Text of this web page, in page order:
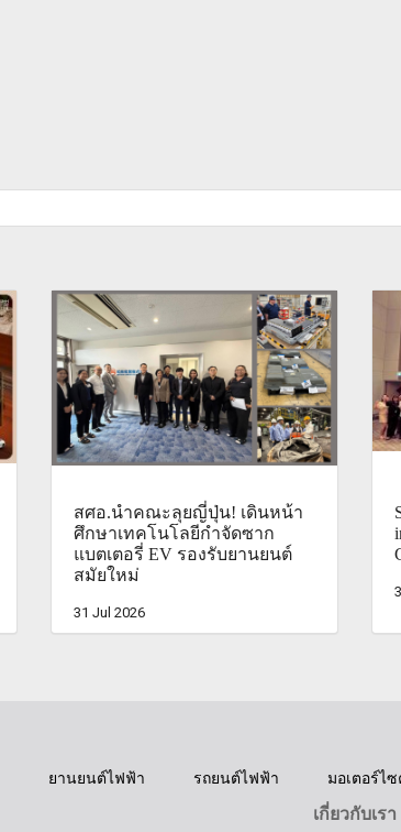
สศอ.นำคณะลุยญี่ปุ่น! เดินหน้า
ศึกษาเทคโนโลยีกำจัดซาก
แบตเตอรี่ EV รองรับยานยนต์
สมัยใหม่
31 Jul 2026
ยานยนต์ไฟฟ้า รถยนต์ไฟฟ้า มอเตอร์ไ
เกี่ยวกับเรา